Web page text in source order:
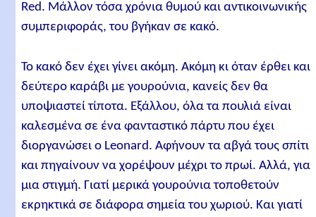
Red. Μάλλον τόσα χρόνια θυμού και αντικοινωνικής
συμπεριφοράς, του βγήκαν σε κακό.
Το κακό δεν έχει γίνει ακόμη. Ακόμη κι όταν έρθει και
δεύτερο καράβι με γουρούνια, κανείς δεν θα
υποψιαστεί τίποτα. Εξάλλου, όλα τα πουλιά είναι
καλεσμένα σε ένα φανταστικό πάρτυ που έχει
διοργανώσει ο Leonard. Αφήνουν τα αβγά τους σπίτι
και πηγαίνουν να χορέψουν μέχρι το πρωί. Αλλά, για
μια στιγμή. Γιατί μερικά γουρούνια τοποθετούν
εκρηκτικά σε διάφορα σημεία του χωριού. Και γιατί